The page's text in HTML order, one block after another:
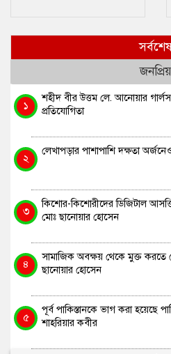
জনপ্রিয়
১
শহীদ বীর উত্তম লে. আনোয়ার
প্রতিযোগিতা
২
লেখাপড়ার পাশাপাশি দক্ষতা
৩
কিশোর-কিশোরীদের ডিজিটাল
মোঃ ছানোয়ার হোসেন
৪
সামাজিক অবক্ষয় থেকে মুক্ত করতে
ছানোয়ার হোসেন
৫
পূর্ব পাকিস্তানকে ভাগ করা হয়েছে
শাহরিয়ার কবীর